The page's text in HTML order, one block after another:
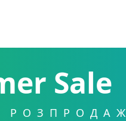
Sale
РОЗПРОДАЖ